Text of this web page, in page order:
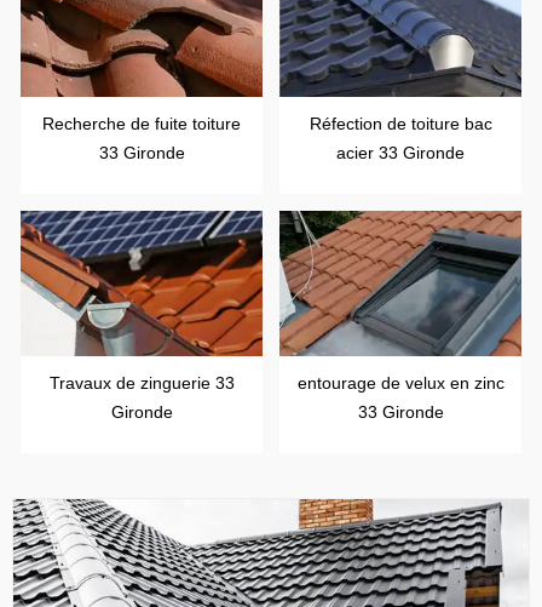
Recherche de fuite toiture
33 Gironde
Réfection de toiture bac
acier 33 Gironde
Travaux de zinguerie 33
Gironde
entourage de velux en zinc
33 Gironde